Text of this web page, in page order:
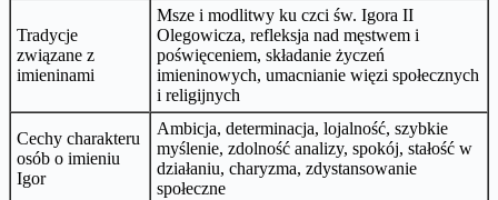
Tradycje
związane z
imieninami
Msze i modlitwy ku czci św. Igora II
Olegowicza, refleksja nad męstwem i
poświęceniem, składanie życzeń
imieninowych, umacnianie więzi społecznych
i religijnych
Cechy charakteru
osób o imieniu
Igor
Ambicja, determinacja, lojalność, szybkie
myślenie, zdolność analizy, spokój, stałość w
działaniu, charyzma, zdystansowanie
społeczne